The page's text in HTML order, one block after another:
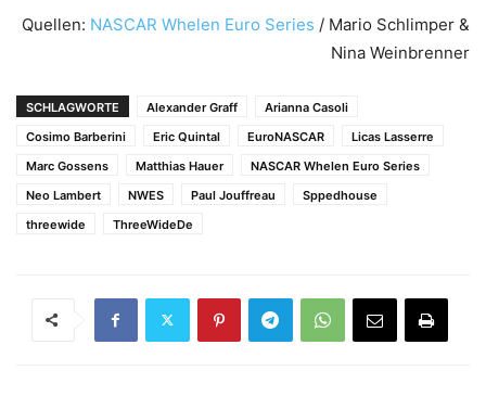
Quellen: NASCAR Whelen Euro Series / Mario Schlimper &
Nina Weinbrenner
SCHLAGWORTE Alexander Graff
Arianna Casoli
Cosimo Barberini
Eric Quintal EuroNASCAR
Licas Lasserre
Marc Gossens
Matthias Hauer
NASCAR Whelen Euro Series
Neo Lambert
NWES Paul Jouffreau
Sppedhouse
threewide
ThreeWideDe